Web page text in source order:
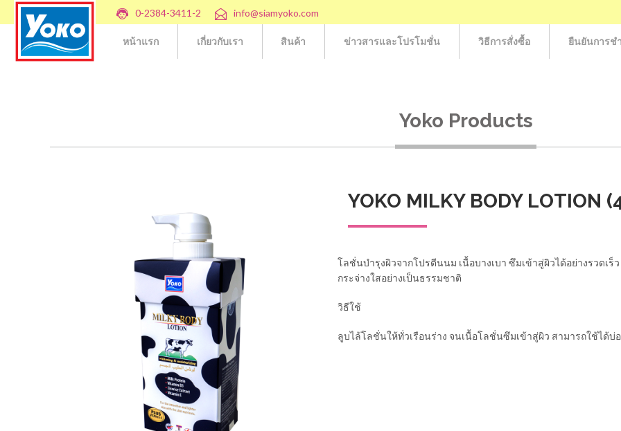
0-2384-3411-2 info@siamyoko.com
หน้าแรก เกี่ยวกับเรา สินค้า ข่าวสารและโปรโมชั่น วิธีการสั่งซื้อ ยืนยันการช
Yoko Products
YOKO MILKY BODY LOTION
โลชั่นบำรุงผิวจากโปรตีนนม เนื้อบางเบา ซึมเข้าสู่ผิวได้อย่างรวดเ
กระจ่างใสอย่างเป็นธรรมชาติ
วิธีใช้
ลูบไล้โลชั่นให้ทั่วเรือนร่าง จนเนื้อโลชั่นซึมเข้าสู่ผิว สามารถใช้ได้บ่